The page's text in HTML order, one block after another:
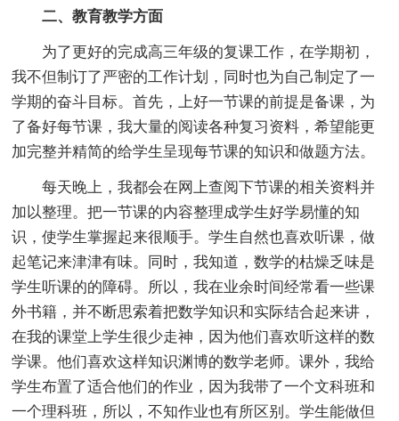
二、教育教学方面
为了更好的完成高三年级的复课工作，在学期初，
我不但制订了严密的工作计划，同时也为自己制定了一
学期的奋斗目标。首先，上好一节课的前提是备课，为
了备好每节课，我大量的阅读各种复习资料，希望能更
加完整并精简的给学生呈现每节课的知识和做题方法。
每天晚上，我都会在网上查阅下节课的相关资料并
加以整理。把一节课的内容整理成学生好学易懂的知
识，使学生掌握起来很顺手。学生自然也喜欢听课，做
起笔记来津津有味。同时，我知道，数学的枯燥乏味是
学生听课的的障碍。所以，我在业余时间经常看一些课
外书籍，并不断思索着把数学知识和实际结合起来讲，
在我的课堂上学生很少走神，因为他们喜欢听这样的数
学课。他们喜欢这样知识渊博的数学老师。课外，我给
学生布置了适合他们的作业，因为我带了一个文科班和
一个理科班，所以，不知作业也有所区别。学生能做但